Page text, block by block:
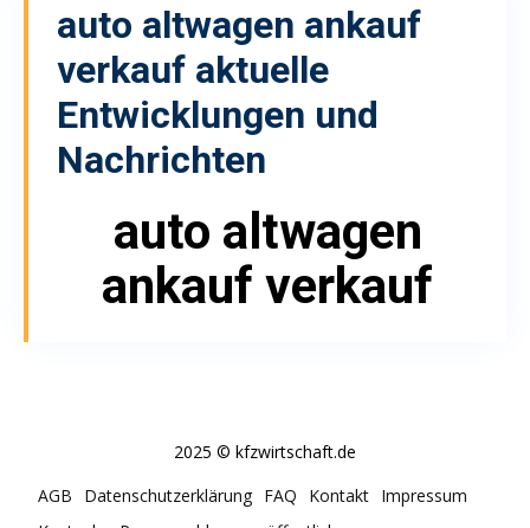
auto altwagen ankauf
verkauf aktuelle
Entwicklungen und
Nachrichten
auto altwagen
ankauf verkauf
2025 © kfzwirtschaft.de
AGB
Datenschutzerklärung FAQ Kontakt Impressum